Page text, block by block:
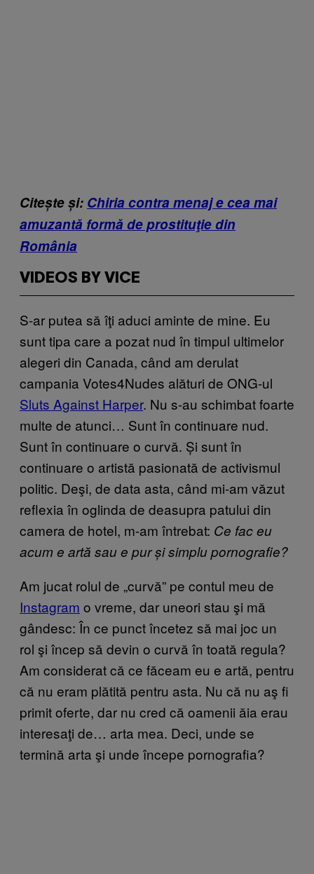
Citește și: Chiria contra menaj e cea mai
amuzantă formă de prostituţie din
România
VIDEOS BY VICE
S-ar putea să îţi aduci aminte de mine. Eu
sunt tipa care a pozat nud în timpul ultimelor
alegeri din Canada, când am derulat
campania Votes4Nudes alături de ONG-ul
Sluts Against Harper. Nu s-au schimbat foarte
multe de atunci… Sunt în continuare nud.
Sunt în continuare o curvă. Și sunt în
continuare o artistă pasionată de activismul
politic. Deşi, de data asta, când mi-am văzut
reflexia în oglinda de deasupra patului din
camera de hotel, m-am întrebat: Ce fac eu
acum e artă sau e pur și simplu pornografie?
Am jucat rolul de „curvă” pe contul meu de
Instagram o vreme, dar uneori stau şi mă
gândesc: În ce punct încetez să mai joc un
rol şi încep să devin o curvă în toată regula?
Am considerat că ce făceam eu e artă, pentru
că nu eram plătită pentru asta. Nu că nu aş fi
primit oferte, dar nu cred că oamenii ăia erau
interesaţi de… arta mea. Deci, unde se
termină arta şi unde începe pornografia?